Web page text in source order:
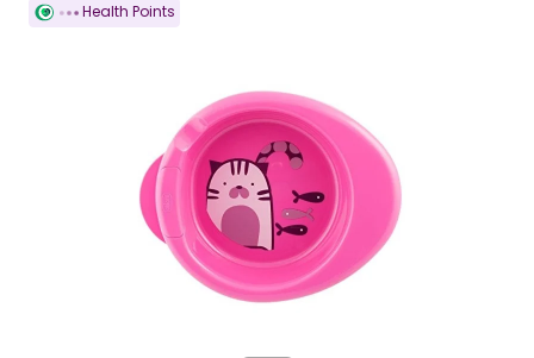
Health Points